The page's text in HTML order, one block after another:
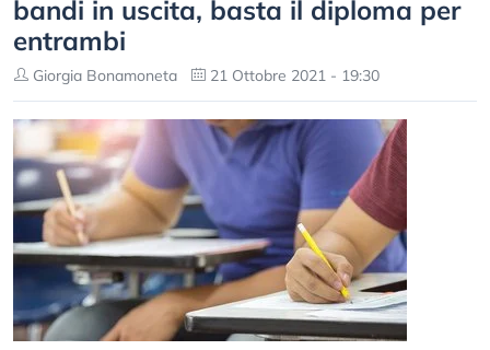
bandi in uscita, basta il diploma per
entrambi
Giorgia Bonamoneta 21 Ottobre 2021 - 19:30